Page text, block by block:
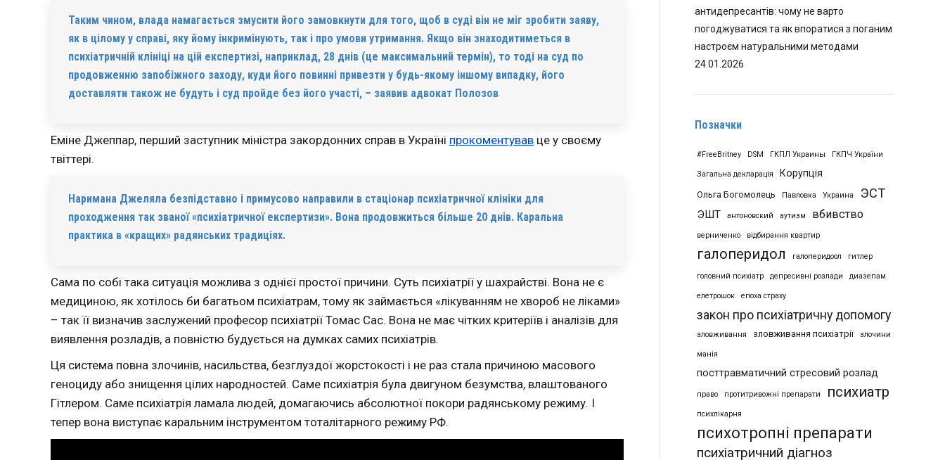
Таким чином, влада намагається змусити його замовкнути для того, щоб в суді він не міг зробити заяву,
як в цілому у справі, яку йому інкримінують, так і про умови утримання. Якщо він знаходитиметься в
психіатричній клініці на цій експертизі, наприклад, 28 днів (це максимальний термін), то тоді на суд по
продовженню запобіжного заходу, куди його повинні привезти у будь-якому іншому випадку, його
доставляти також не будуть і суд пройде без його участі, – заявив адвокат Полозов
Еміне Джеппар, перший заступник міністра закордонних справ в Україні прокоментував це у своєму
твіттері.
Наримана Джеляла безпідставно і примусово направили в стаціонар психіатричної клініки для
проходження так званої «психіатричної експертизи». Вона продовжиться більше 20 днів. Каральна
практика в «кращих» радянських традиціях.
Сама по собі така ситуація можлива з однієї простої причини. Суть психіатрії у шахрайстві. Вона не є
медициною, як хотілось би багатьом психіатрам, тому як займається «лікуванням не хвороб не ліками»
– так її визначив заслужений професор психіатрії Томас Сас. Вона не має чітких критеріїв і аналізів для
виявлення розладів, а повністю будується на думках самих психіатрів.
Ця система повна злочинів, насильства, безглуздої жорстокості і не раз стала причиною масового
геноциду або знищення цілих народностей. Саме психіатрія була двигуном безумства, влаштованого
Гітлером. Саме психіатрія ламала людей, домагаючись абсолютної покори радянському режиму. І
тепер вона виступає каральним інструментом тоталітарного режиму РФ.
антидепресантів: чому не варто
погоджуватися та як впоратися з поганим
настроєм натуральними методами
24.01.2026
Позначки
#FreeBritney DSM ГКПЛ Украины ГКПЧ України
Загальна декларація Корупція
Ольга Богомолець Павловка Украина ЭСТ
ЭШТ антоновский аутизм вбивство
верниченко відбирання квартир
галоперидол галоперидоол гитлер
головний психіатр депресивні розлади диазепам
елетрошок епоха страху
закон про психіатричну допомогу
зловживання зловживання психіатрії злочини
манія
посттравматичний стресовий розлад
право протитривожні препарати психиатр
психлікарня
психотропні препарати
психіатричний діагноз